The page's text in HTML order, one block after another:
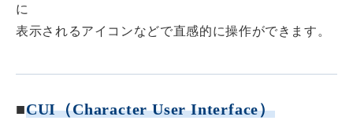
に
表示されるアイコンなどで直感的に操作ができます。
■CUI（Character User Interface）